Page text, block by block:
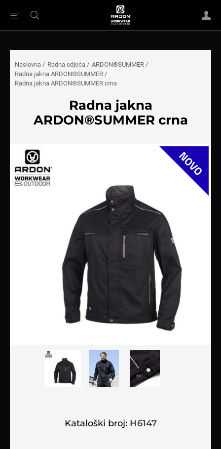
Naslovna / Radna odjeća / ARDON®SUMMER /
Radna jakna ARDON®SUMMER /
Radna jakna ARDON®SUMMER crna
Radna jakna
ARDON®SUMMER crna
Kataloški broj: H6147